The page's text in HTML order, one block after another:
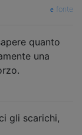
fonte
quanto
una
gli scarichi,